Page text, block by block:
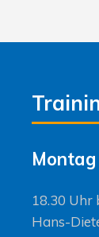
Montag
18.30 Uhr
Hans-